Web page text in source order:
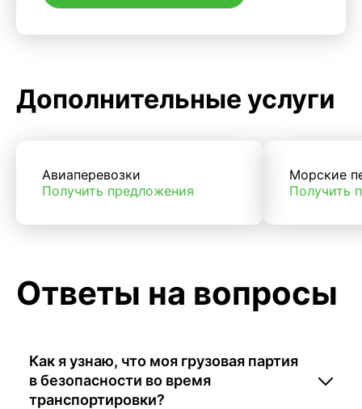
Дополнительные услуги
Авиаперевозки
Получить предложения
Морские
Получить
Ответы на вопросы
Как я узнаю, что моя грузовая партия
в безопасности во время
транспортировки?